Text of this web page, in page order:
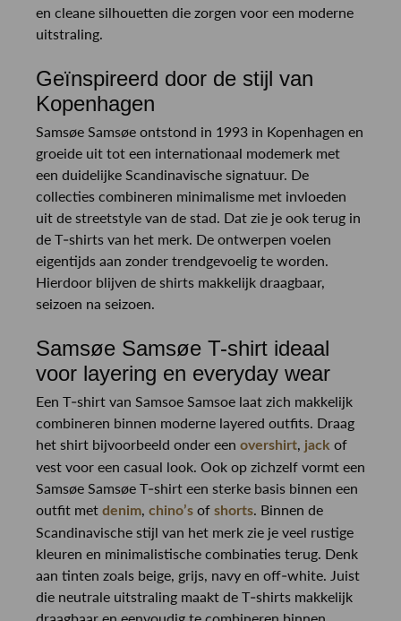
en cleane silhouetten die zorgen voor een moderne
uitstraling.
Geïnspireerd door de stijl van
Kopenhagen
Samsøe Samsøe ontstond in 1993 in Kopenhagen en
groeide uit tot een internationaal modemerk met
een duidelijke Scandinavische signatuur. De
collecties combineren minimalisme met invloeden
uit de streetstyle van de stad. Dat zie je ook terug in
de T-shirts van het merk. De ontwerpen voelen
eigentijds aan zonder trendgevoelig te worden.
Hierdoor blijven de shirts makkelijk draagbaar,
seizoen na seizoen.
Samsøe Samsøe T-shirt ideaal
voor layering en everyday wear
Een T-shirt van Samsoe Samsoe laat zich makkelijk
combineren binnen moderne layered outfits. Draag
het shirt bijvoorbeeld onder een overshirt jack of
vest voor een casual look. Ook op zichzelf vormt een
Samsøe Samsøe T-shirt een sterke basis binnen een
outfit met denim chino’s of shorts . Binnen de
Scandinavische stijl van het merk zie je veel rustige
kleuren en minimalistische combinaties terug. Denk
aan tinten zoals beige, grijs, navy en off-white. Juist
die neutrale uitstraling maakt de T-shirts makkelijk
draagbaar en eenvoudig te combineren binnen